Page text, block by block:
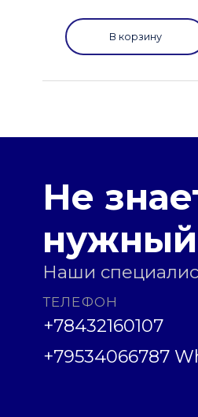
В корзину
Не
Наши
ТЕЛЕФОН
+78432160107
+79534066787